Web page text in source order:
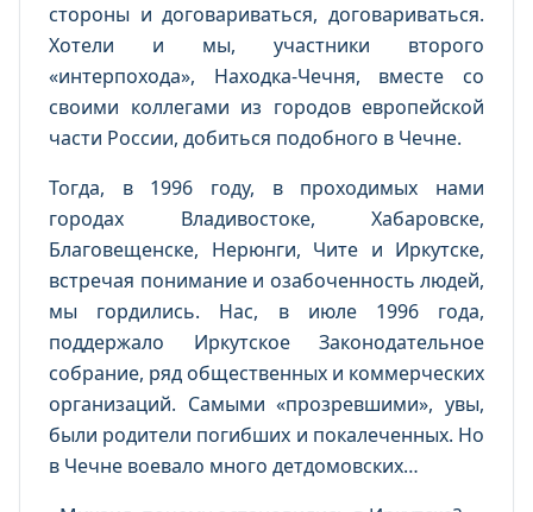
стороны и договариваться, договариваться.
Хотели и мы, участники второго
«интерпохода», Находка-Чечня, вместе со
своими коллегами из городов европейской
части России, добиться подобного в Чечне.
Тогда, в 1996 году, в проходимых нами
городах Владивостоке, Хабаровске,
Благовещенске, Нерюнги, Чите и Иркутске,
встречая понимание и озабоченность людей,
мы гордились. Нас, в июле 1996 года,
поддержало Иркутское Законодательное
собрание, ряд общественных и коммерческих
организаций. Самыми «прозревшими», увы,
были родители погибших и покалеченных. Но
в Чечне воевало много детдомовских…